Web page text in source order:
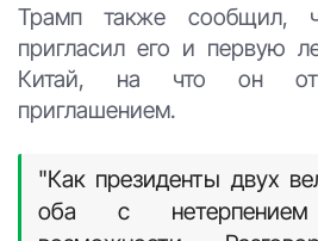
Трамп также сообщил,
пригласил его и первую
Китай, на что он
приглашением.
"Как президенты двух
оба с